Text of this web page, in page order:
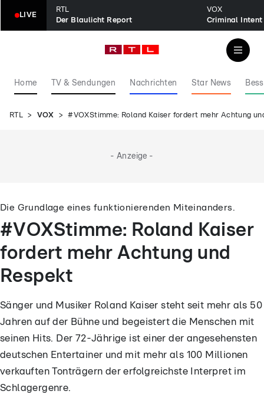
LIVE
RTL
Der Blaulicht Report
VOX
Home TV & Sendungen Nachrichten Star News
RTL VOX #VOXStimme: Roland Kaiser fordert mehr Achtung
- Anzeige -
Die Grundlage eines funktionierenden Miteinanders.
#VOXStimme: Roland Kaiser
fordert mehr Achtung und
Respekt
Sänger und Musiker Roland Kaiser steht seit mehr als 50
Jahren auf der Bühne und begeistert die Menschen mit
seinen Hits. Der 72-Jährige ist einer der angesehensten
deutschen Entertainer und mit mehr als 100 Millionen
verkauften Tonträgern der erfolgreichste Interpret im
Schlagergenre.